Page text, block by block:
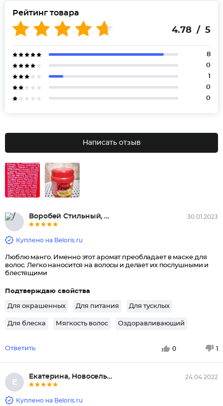
Рейтинг товара
4.78 / 5
8
0
1
0
0
Написать отзыв
Воробей Стильный, Рощино 30.01.2023
Куплено на Beloris.ru
Люблю манго. Именно этот аромат преобладает в маске для
волос. Легко наносится на волосы и делает их послушными и
блестящими
Подтверждаю свойства
Для окрашенных Для питания Для тусклых
Для блеска Мягкость волос Оздоравливающий
Ответить 0 1
Е
Екатерина, Новосельский 24.04.2022
Куплено на Beloris.ru